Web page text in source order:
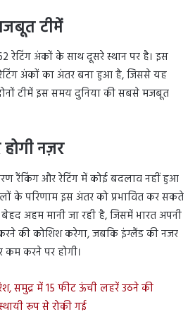
टीमें
रेटिंग अंकों के साथ दूसरे स्थान पर है। इस
अंकों का अंतर बना हुआ है, जिससे यह
टीमें इस समय दुनिया की सबसे मजबूत
नज़र
रैंकिंग और रेटिंग में कोई बदलाव नहीं हुआ
के परिणाम इस अंतर को प्रभावित कर सकते
अहम मानी जा रही है, जिसमें भारत अपनी
की कोशिश करेगा, जबकि इंग्लैंड की नजर
कम करने पर होगी।
समुद्र में 15 फीट ऊंची लहरें उठने की
रूप से रोकी गई